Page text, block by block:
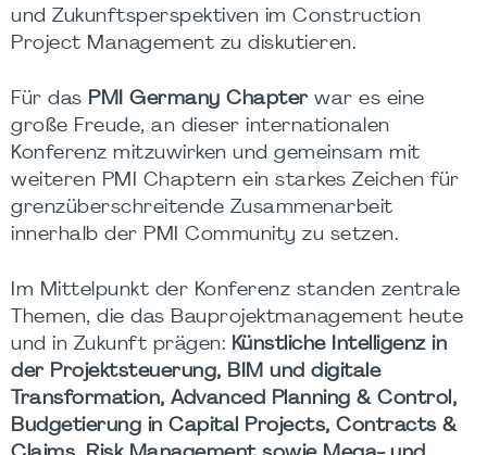
und Zukunftsperspektiven im Construction
Project Management zu diskutieren.
Für das PMI Germany Chapterwar es eine
große Freude, an dieser internationalen
Konferenz mitzuwirken und gemeinsam mit
weiteren PMI Chaptern ein starkes Zeichen für
grenzüberschreitende Zusammenarbeit
innerhalb der PMI Community zu setzen.
Im Mittelpunkt der Konferenz standen zentrale
Themen, die das Bauprojektmanagement heute
und in Zukunft prägen: Künstliche Intelligenz in
der Projektsteuerung, BIM und digitale
Transformation, Advanced Planning & Control,
Budgetierung in Capital Projects, Contracts &